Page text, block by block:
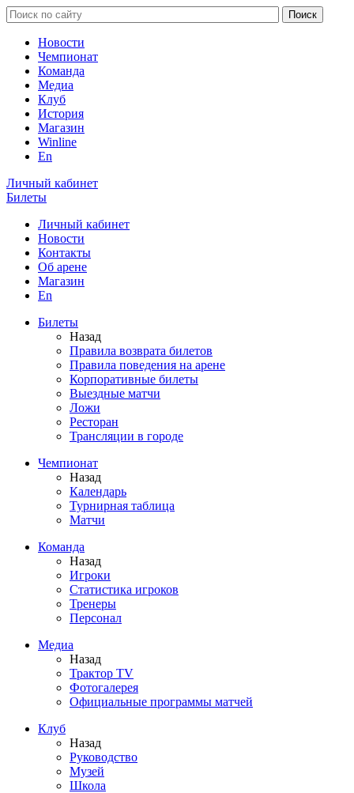
Новости
Чемпионат
Команда
Медиа
Клуб
История
Магазин
Winline
En
Личный кабинет
Билеты
Личный кабинет
Новости
Контакты
Об арене
Магазин
En
Билеты
Назад
Правила возврата билетов
Правила поведения на арене
Корпоративные билеты
Выездные матчи
Ложи
Ресторан
Трансляции в городе
Чемпионат
Назад
Календарь
Турнирная таблица
Матчи
Команда
Назад
Игроки
Статистика игроков
Тренеры
Персонал
Медиа
Назад
Трактор TV
Фотогалерея
Официальные программы матчей
Клуб
Назад
Руководство
Музей
Школа